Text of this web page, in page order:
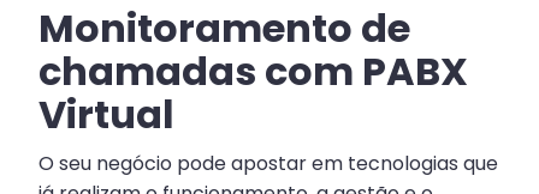
Monitoramento de
chamadas com PABX
Virtual
O seu negócio pode apostar em tecnologias que